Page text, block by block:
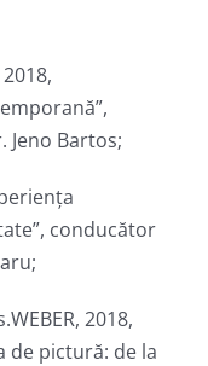
Bartos;
conducător
2018,
de pictură: de la